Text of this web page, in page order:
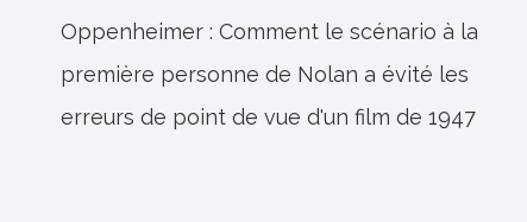
de
l’article
Oppenheimer : Comment le scénario à la
première personne de Nolan a évité les
erreurs de point de vue d'un film de 1947